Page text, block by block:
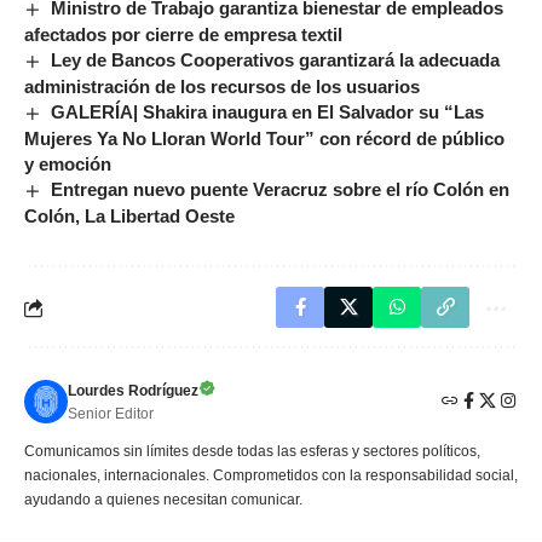
Ministro de Trabajo garantiza bienestar de empleados
afectados por cierre de empresa textil
Ley de Bancos Cooperativos garantizará la adecuada
administración de los recursos de los usuarios
GALERÍA| Shakira inaugura en El Salvador su “Las
Mujeres Ya No Lloran World Tour” con récord de público
y emoción
Entregan nuevo puente Veracruz sobre el río Colón en
Colón, La Libertad Oeste
Lourdes Rodríguez
Senior Editor
Comunicamos sin límites desde todas las esferas y sectores políticos,
nacionales, internacionales. Comprometidos con la responsabilidad social,
ayudando a quienes necesitan comunicar.